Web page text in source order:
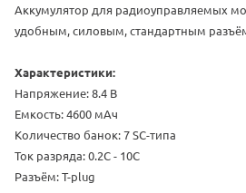
Аккумулятор для радиоуправляемых
удобным, силовым, стандартным
Характеристики:
Напряжение: 8.4 В
Емкость: 4600 мАч
Количество банок: 7 SC-типа
Ток разряда: 0.2C - 10C
Разъём: T-plug